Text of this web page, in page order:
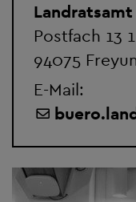
Postfach 13
94075
E-Mail: